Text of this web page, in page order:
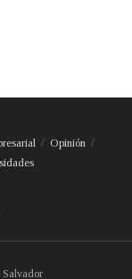
Opinión
Salvador